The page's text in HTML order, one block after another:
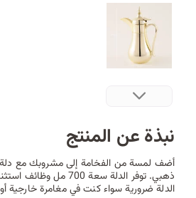
نبذة عن المنتج
أضف لمسة من الفخامة إلى مشروبك مع دلة
ذهبي. توفر الدلة
الدلة ضرورية سواء كنت في مغامرة خارجية